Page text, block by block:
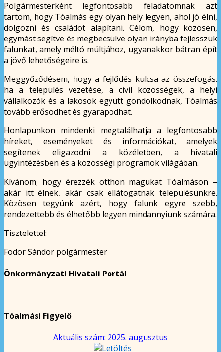
Polgármesterként legfontosabb feladatomnak azt
tartom, hogy Tóalmás egy olyan hely legyen, ahol jó élni,
dolgozni és családot alapítani. Célom, hogy közösen,
egymást segítve és megbecsülve olyan irányba fejlesszük
falunkat, amely méltó múltjához, ugyanakkor bátran épít
a jövő lehetőségeire is.
Meggyőződésem, hogy a fejlődés kulcsa az összefogás:
ha a település vezetése, a civil közösségek, a helyi
vállalkozók és a lakosok együtt gondolkodnak, Tóalmás
tovább erősödhet és gyarapodhat.
Honlapunkon mindenki megtalálhatja a legfontosabb
híreket, eseményeket és információkat, amelyek
segítenek eligazodni a közéletben, a hivatali
ügyintézésben és a közösségi programok világában.
Kívánom, hogy érezzék otthon magukat Tóalmáson –
akár itt élnek, akár csak ellátogatnak településünkre.
Közösen tegyünk azért, hogy falunk egyre szebb,
rendezettebb és élhetőbb legyen mindannyiunk számára.
Tisztelettel:
Fodor Sándor polgármester
Önkormányzati Hivatali Portál
Tóalmási Figyelő
Aktuális szám: 2025. augusztus